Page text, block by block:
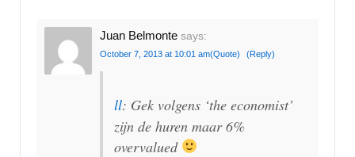
Juan Belmonte says:
October 7, 2013 at 10:01 am(Quote) (Reply)
ll: Gek volgens ‘the economist’
zijn de huren maar 6%
overvalued